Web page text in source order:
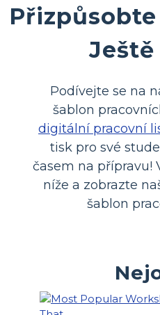
Ještě
Podívejte se na
šablon
digitální pracovní
tisk pro své
časem na přípravu!
níže a zobrazte
šablon